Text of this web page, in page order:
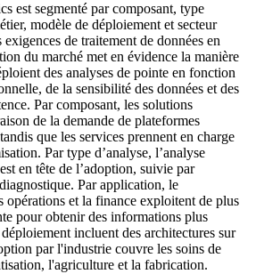
est segmenté par composant, type
modèle de déploiement et secteur
de traitement de données en
du marché met en évidence la manière
des analyses de pointe en fonction
de la sensibilité des données et des
Par composant, les solutions
de la demande de plateformes
que les services prennent en charge
Par type d’analyse, l’analyse
en tête de l’adoption, suivie par
Par application, le
opérations et la finance exploitent de plus
pour obtenir des informations plus
incluent des architectures sur
par l'industrie couvre les soins de
l'agriculture et la fabrication.